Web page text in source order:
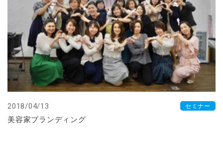
2018/04/13 セミナー
美容家ブランディング